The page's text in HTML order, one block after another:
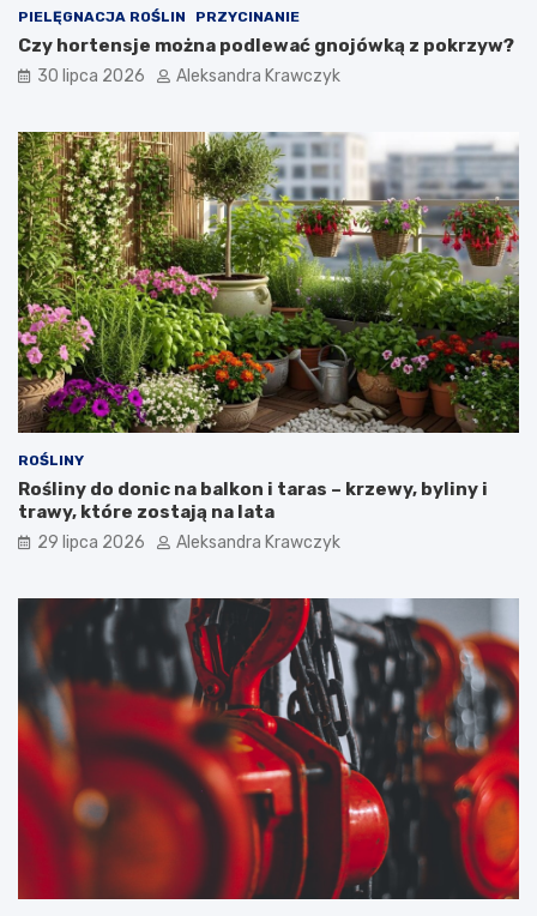
e
m
a
s
t
o
s
o
w
a
n
i
e
?
PIELĘGNACJA ROŚLIN PRZYCINANIE
Czy hortensje można podlewać gnojówką z pokrzyw?
30 lipca 2026 Aleksandra Krawczyk
ROŚLINY
Rośliny do donic na balkon i taras – krzewy, byliny i
trawy, które zostają na lata
29 lipca 2026 Aleksandra Krawczyk